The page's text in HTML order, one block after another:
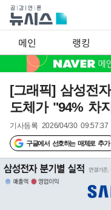
메인 랭킹
[그래픽] 삼성전
도체가 "94% 차
기사등록 2026/04/30 09:57:37
구글에서 선호하는 매체로 추가